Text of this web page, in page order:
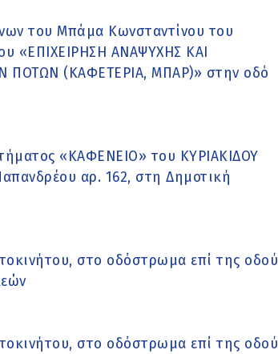
του Μπάμα Κωνσταντίνου του
«ΕΠΙΧΕΙΡΗΣΗ ΑΝΑΨΥΧΗΣ ΚΑΙ
ΠΟΤΩΝ (ΚΑΦΕΤΕΡΙΑ, ΜΠΑΡ)» στην οδό
«ΚΑΦΕΝΕΙΟ» του ΚΥΡΙΑΚΙΔΟΥ
αρ. 162, στη Δημοτική
στο οδόστρωμα επί της οδού
στο οδόστρωμα επί της οδού